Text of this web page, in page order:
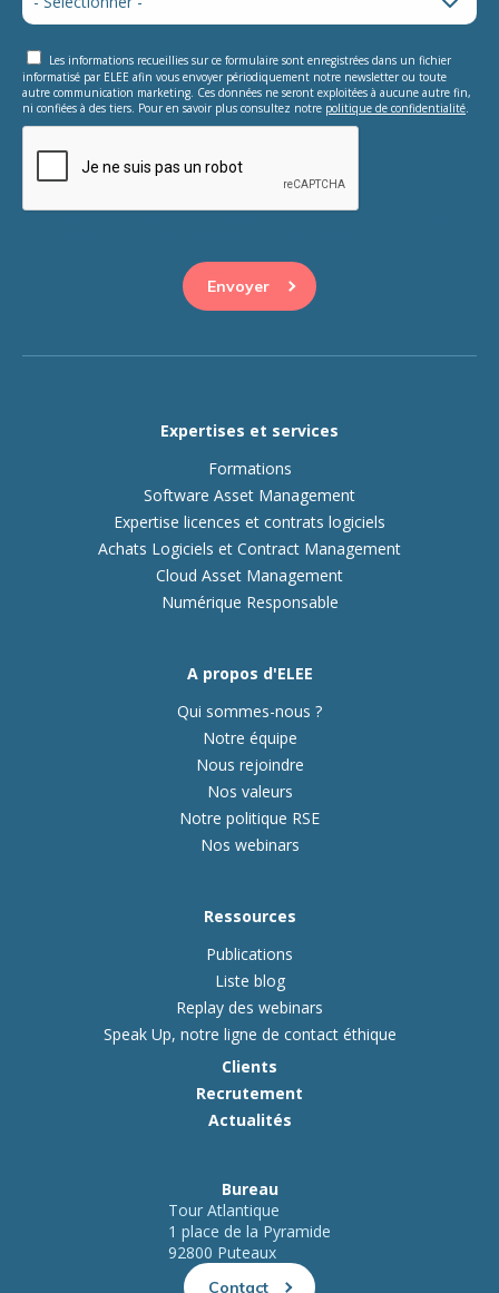
Les informations recueillies sur ce formulaire sont enregistrées dans un fichier
informatisé par ELEE afin vous envoyer périodiquement notre newsletter ou toute
autre communication marketing. Ces données ne seront exploitées à aucune autre fin,
ni confiées à des tiers. Pour en savoir plus consultez notre politique de confidentialité.
Expertises et services
Formations
Software Asset Management
Expertise licences et contrats logiciels
Achats Logiciels et Contract Management
Cloud Asset Management
Numérique Responsable
A propos d'ELEE
Qui sommes-nous ?
Notre équipe
Nous rejoindre
Nos valeurs
Notre politique RSE
Nos webinars
Ressources
Publications
Liste blog
Replay des webinars
Speak Up, notre ligne de contact éthique
Clients
Recrutement
Actualités
Bureau
Tour Atlantique
1 place de la Pyramide
92800 Puteaux
Contact